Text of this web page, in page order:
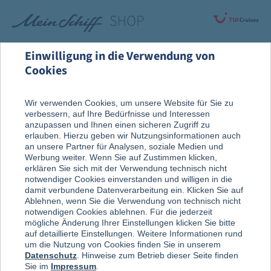
Alle Produkte
Einwilligung in die Verwendung von
Cookies
Wir verwenden Cookies, um unsere Website für Sie zu
verbessern, auf Ihre Bedürfnisse und Interessen
anzupassen und Ihnen einen sicheren Zugriff zu
erlauben. Hierzu geben wir Nutzungsinformationen auch
an unsere Partner für Analysen, soziale Medien und
Werbung weiter. Wenn Sie auf Zustimmen klicken,
erklären Sie sich mit der Verwendung technisch nicht
notwendiger Cookies einverstanden und willigen in die
damit verbundene Datenverarbeitung ein. Klicken Sie auf
Ablehnen, wenn Sie die Verwendung von technisch nicht
notwendigen Cookies ablehnen. Für die jederzeit
mögliche Änderung Ihrer Einstellungen klicken Sie bitte
auf detaillierte Einstellungen. Weitere Informationen rund
um die Nutzung von Cookies finden Sie in unserem
Datenschutz . Hinweise zum Betrieb dieser Seite finden
Sie im Impressum